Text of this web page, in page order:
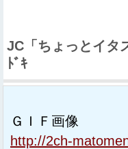
JC「ちょっとイタ
ﾄﾞｷ
ＧＩＦ画像
http://2ch-